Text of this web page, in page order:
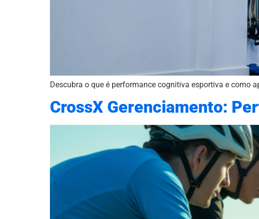
Descubra o que é performance cognitiva esportiva e como
CrossX Gerenciamento: